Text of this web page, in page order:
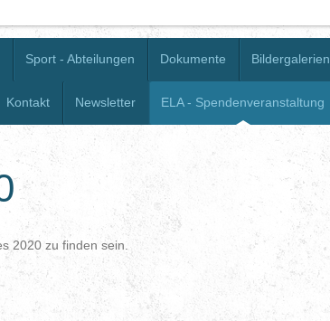
Sport - Abteilungen Dokumente Bildergalerien
Kontakt Newsletter ELA - Spendenveranstaltung
2020 zu finden sein.